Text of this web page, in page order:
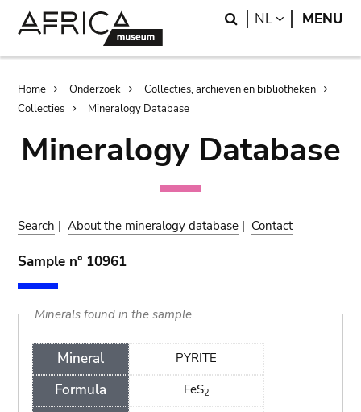
Search
NL LANGUAGE
MENU
Breadcrumb
Home Onderzoek
Collecties, archieven en bibliotheken
Collecties
Mineralogy Database
Mineralogy Database
Search |About the mineralogy database | Contact
Sample n° 10961
Minerals found in the sample
Mineral
Formula
PYRITE
FeS2